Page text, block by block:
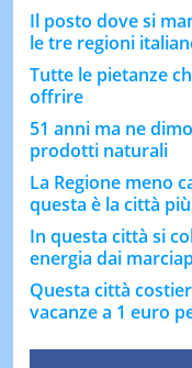
Il posto dove si
le tre regioni
Tutte le pietanze
offrire
51 anni ma ne
prodotti naturali
La Regione meno
questa è la città
In questa città si
energia dai
Questa città
vacanze a 1 euro